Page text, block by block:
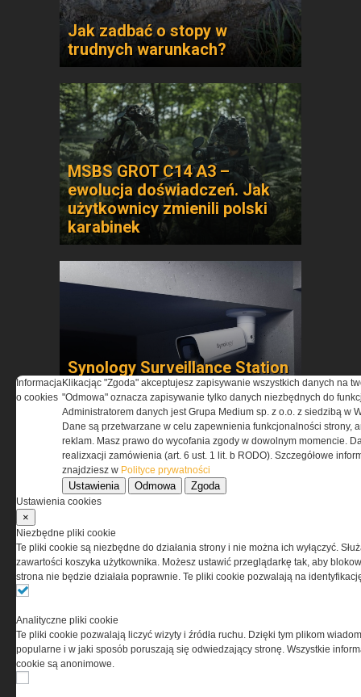
Jak zadbać o stopy w
trudnych warunkach?
MSBS GROT C14 A3 –
ewolucja doświadczeń. Jak
użytkownicy zmienili polski
karabinek
Synology Surveillance Station
w ochronie obiektów
strategicznych
NAJNOWSZE PRODUKTY I
TECHNOLOGIE
dlaczego coraz częściej
zastępują klasyczne smycze
taktyczne?
Informacja
o cookies
Klikacjąc "Zgoda" akceptujesz zapisywanie wszystkich danych na
"Odmowa" oznacza zapisywanie tylko danych niezbędnych do
Administratorem danych jest Grupa Medium sp. z o.o. z siedzibą w
Dane są przetwarzane w celu zapewnienia funkcjonalności strony,
reklam. Masz prawo do wycofania zgody w dowolnym momencie.
realizxacji zamówienia (art. 6 ust. 1 lit. b RODO). Szczegółowe
znajdziesz w Polityce prywatności
Ustawienia Odmowa Zgoda
Ustawienia cookies
×
Niezbędne pliki cookie
Te pliki cookie są niezbędne do działania strony i nie można ich wyłączyć.
zawartości koszyka użytkownika. Możesz ustawić przeglądarkę tak, aby
strona nie będzie działała poprawnie. Te pliki cookie pozwalają na
Analityczne pliki cookie
Te pliki cookie pozwalają liczyć wizyty i źródła ruchu. Dzięki tym plikom
popularne i w jaki sposób poruszają się odwiedzający stronę. Wszystkie
cookie są anonimowe.